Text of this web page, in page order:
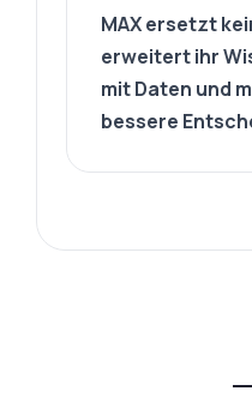
MAX ersetzt
erweitert ihr
mit Daten und
bessere